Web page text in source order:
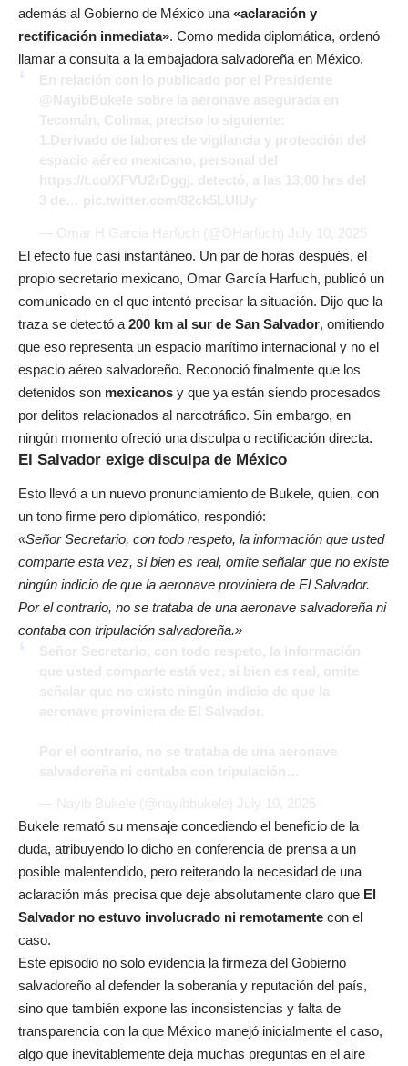
además al Gobierno de México una «aclaración y
rectificación inmediata». Como medida diplomática, ordenó
llamar a consulta a la embajadora salvadoreña en México.
El efecto fue casi instantáneo. Un par de horas después, el
propio secretario mexicano, Omar García Harfuch, publicó un
comunicado en el que intentó precisar la situación. Dijo que la
traza se detectó a 200 km al sur de San Salvador, omitiendo
que eso representa un espacio marítimo internacional y no el
espacio aéreo salvadoreño. Reconoció finalmente que los
detenidos son mexicanos y que ya están siendo procesados
por delitos relacionados al narcotráfico. Sin embargo, en
ningún momento ofreció una disculpa o rectificación directa.
El Salvador exige disculpa de México
Esto llevó a un nuevo pronunciamiento de Bukele, quien, con
un tono firme pero diplomático, respondió:
«Señor Secretario, con todo respeto, la información que usted
comparte esta vez, si bien es real, omite señalar que no existe
ningún indicio de que la aeronave proviniera de El Salvador.
Por el contrario, no se trataba de una aeronave salvadoreña ni
contaba con tripulación salvadoreña.»
Bukele remató su mensaje concediendo el beneficio de la
duda, atribuyendo lo dicho en conferencia de prensa a un
posible malentendido, pero reiterando la necesidad de una
aclaración más precisa que deje absolutamente claro que El
Salvador no estuvo involucrado ni remotamente con el
caso.
Este episodio no solo evidencia la firmeza del Gobierno
salvadoreño al defender la soberanía y reputación del país,
sino que también expone las inconsistencias y falta de
transparencia con la que México manejó inicialmente el caso,
algo que inevitablemente deja muchas preguntas en el aire